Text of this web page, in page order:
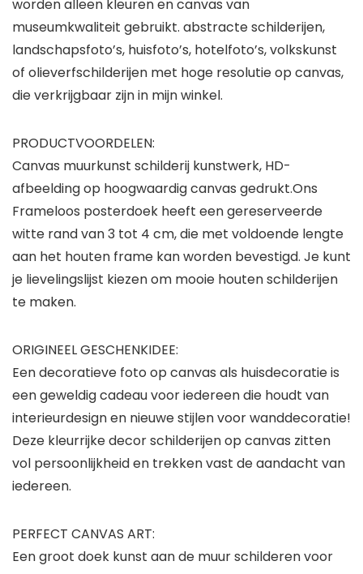
worden alleen kleuren en canvas van
museumkwaliteit gebruikt. abstracte schilderijen,
landschapsfoto’s, huisfoto’s, hotelfoto’s, volkskunst
of olieverfschilderijen met hoge resolutie op canvas,
die verkrijgbaar zijn in mijn winkel.
PRODUCTVOORDELEN:
Canvas muurkunst schilderij kunstwerk, HD-
afbeelding op hoogwaardig canvas gedrukt.Ons
Frameloos posterdoek heeft een gereserveerde
witte rand van 3 tot 4 cm, die met voldoende lengte
aan het houten frame kan worden bevestigd. Je kunt
je lievelingslijst kiezen om mooie houten schilderijen
te maken.
ORIGINEEL GESCHENKIDEE:
Een decoratieve foto op canvas als huisdecoratie is
een geweldig cadeau voor iedereen die houdt van
interieurdesign en nieuwe stijlen voor wanddecoratie!
Deze kleurrijke decor schilderijen op canvas zitten
vol persoonlijkheid en trekken vast de aandacht van
iedereen.
PERFECT CANVAS ART:
Een groot doek kunst aan de muur schilderen voor